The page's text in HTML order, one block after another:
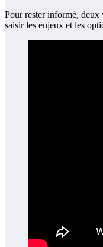
Pour rester informé, deux
saisir les enjeux et les